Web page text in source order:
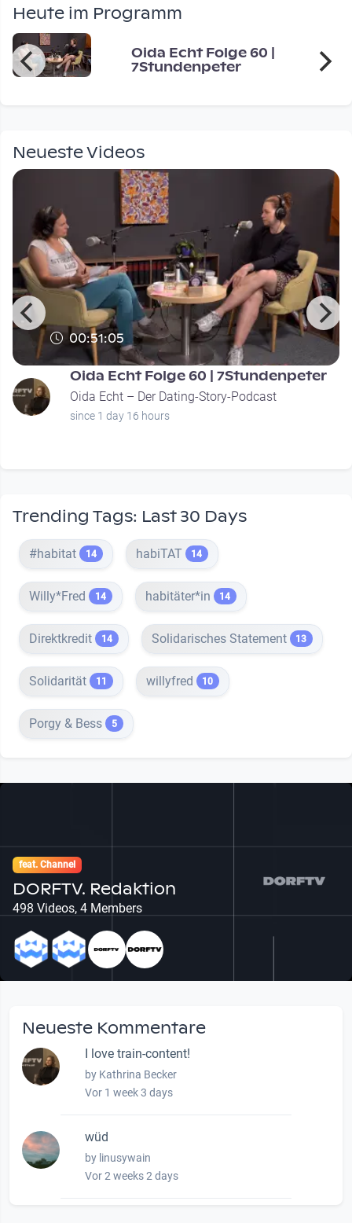
Heute im Programm
Oida Echt Folge 60 |
7Stundenpeter
Neueste Videos
00:51:05
Oida Echt Folge 60 | 7Stundenpeter
Oida Echt – Der Dating-Story-Podcast
since 1 day 16 hours
Trending Tags: Last 30 Days
#habitat 14 habiTAT 14
Willy*Fred 14 habitäter*in 14
Direktkredit 14 Solidarisches Statement 13
Solidarität 11 willyfred 10
Porgy & Bess 5
feat. Channel
DORFTV. Redaktion
498 Videos, 4 Members
Neueste Kommentare
I love train-content!
by Kathrina Becker
Vor 1 week 3 days
wüd
by linusywain
Vor 2 weeks 2 days